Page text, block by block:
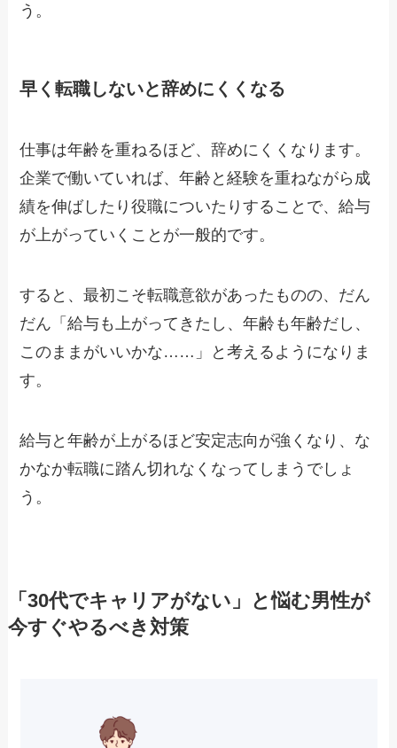
う。
早く転職しないと辞めにくくなる
仕事は年齢を重ねるほど、辞めにくくなります。
企業で働いていれば、年齢と経験を重ねながら成
績を伸ばしたり役職についたりすることで、給与
が上がっていくことが一般的です。
すると、最初こそ転職意欲があったものの、だん
だん「給与も上がってきたし、年齢も年齢だし、
このままがいいかな……」と考えるようになりま
す。
給与と年齢が上がるほど安定志向が強くなり、な
かなか転職に踏ん切れなくなってしまうでしょ
う。
「30代でキャリアがない」と悩む男性が
今すぐやるべき対策